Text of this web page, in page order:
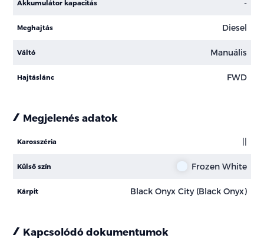
Akkumulátor kapacitás -
Meghajtás Diesel
Váltó Manuális
Hajtáslánc FWD
Megjelenés adatok
Karosszéria ||
Külső szín Frozen White
Kárpit Black Onyx City (Black Onyx)
Kapcsolódó dokumentumok